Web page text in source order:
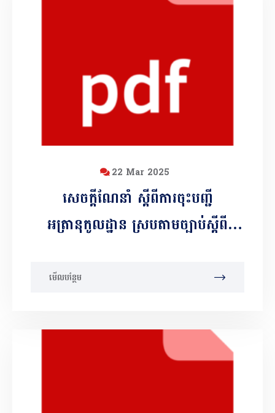
22 Mar 2025
សេចក្តីណែនាំ ស្តីពីការចុះបញ្ជី
អត្រានុកូលដ្ឋាន ស្របតាមច្បាប់ស្តីពី
មើលបន្ថែម